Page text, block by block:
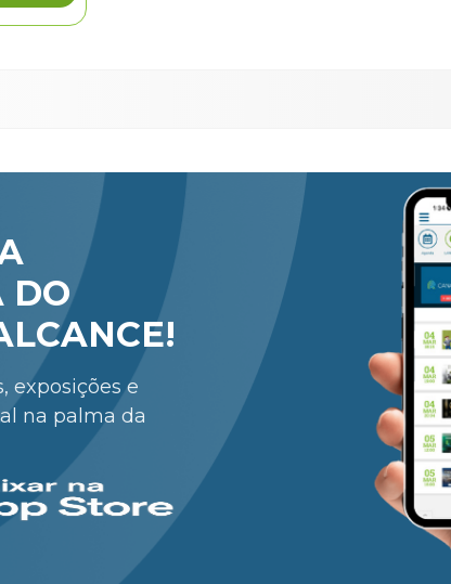
DO
exposições e
na palma da